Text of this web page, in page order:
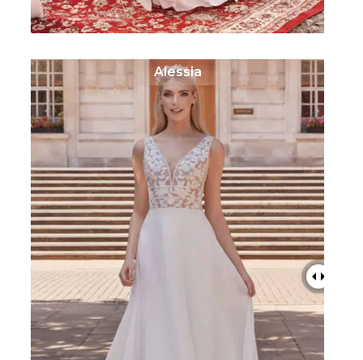
Alessia